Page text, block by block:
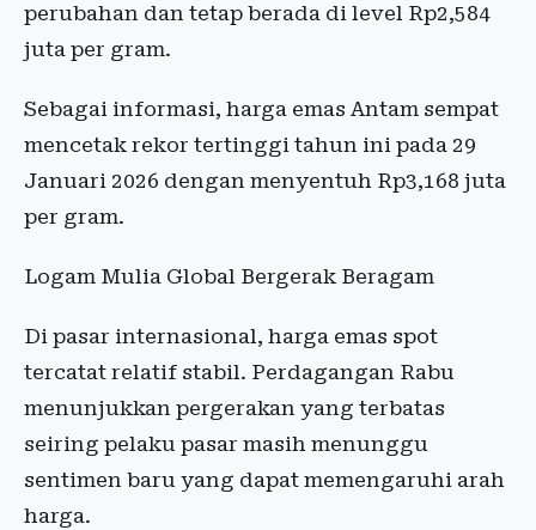
perubahan dan tetap berada di level Rp2,584
juta per gram.
Sebagai informasi, harga emas Antam sempat
mencetak rekor tertinggi tahun ini pada 29
Januari 2026 dengan menyentuh Rp3,168 juta
per gram.
Logam Mulia Global Bergerak Beragam
Di pasar internasional, harga emas spot
tercatat relatif stabil. Perdagangan Rabu
menunjukkan pergerakan yang terbatas
seiring pelaku pasar masih menunggu
sentimen baru yang dapat memengaruhi arah
harga.